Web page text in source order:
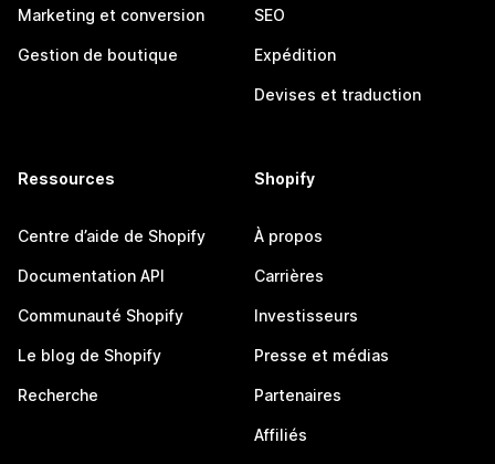
Marketing et conversion
Gestion de boutique
SEO
Expédition
Devises et traduction
Ressources
Centre d’aide de Shopify
Documentation API
Communauté Shopify
Le blog de Shopify
Recherche
Shopify
À propos
Carrières
Investisseurs
Presse et médias
Partenaires
Affiliés